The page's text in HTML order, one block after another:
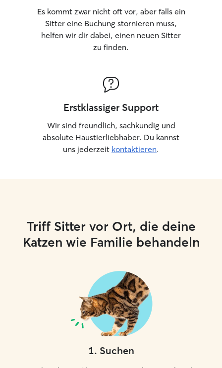
Es kommt zwar nicht oft vor, aber falls ein
Sitter eine Buchung stornieren muss,
helfen wir dir dabei, einen neuen Sitter
zu finden.
Erstklassiger Support
Wir sind freundlich, sachkundig und
absolute Haustierliebhaber. Du kannst
uns jederzeit kontaktieren.
Triff Sitter vor Ort, die deine
Katzen wie Familie behandeln
1. Suchen